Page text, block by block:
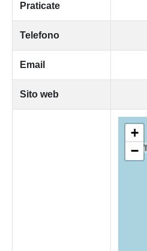
Praticate
Telefono
Email
Sito web
+
−